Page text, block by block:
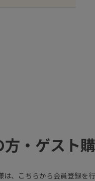
・ゲスト
、こちらから会員登録を行